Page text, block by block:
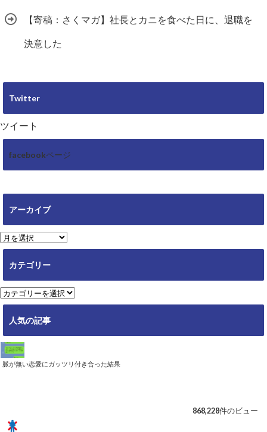
【寄稿：さくマガ】社長とカニを食べた日に、退職を
決意した
Twitter
ツイート
facebookページ
アーカイブ
ア
ー
ブ
カテゴリー
カ
テ
ー
人気の記事
脈が無い恋愛にガッツリ付き合った結果
868,228件のビュー